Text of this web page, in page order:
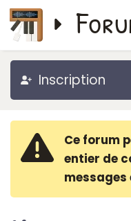
Inscription
Ce forum
entier de